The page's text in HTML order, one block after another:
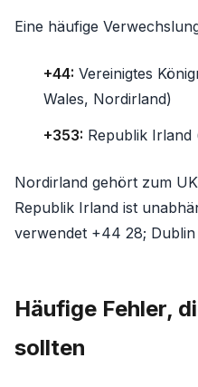
Eine häufige
+44: Vereinigtes
Wales, Nordirland)
+353: Republik Irland
Nordirland gehört zum
Republik Irland ist
verwendet +44 28; Dublin
Häufige Fehler,
sollten